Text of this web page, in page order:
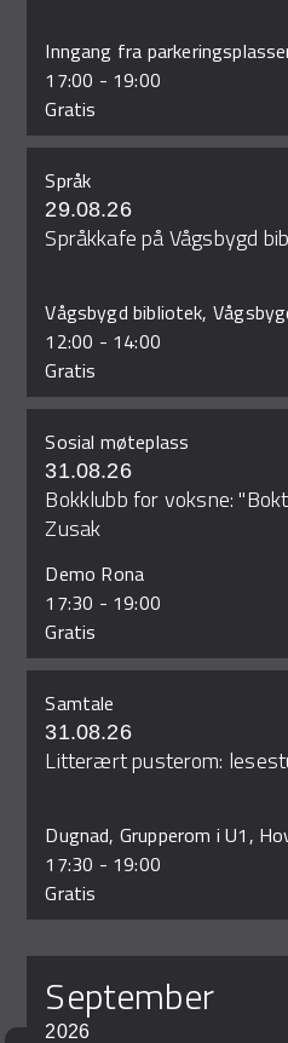
Inngang fra
17:00 - 19:00
Gratis
Språk
29.08.26
Språkkafe på Vågsbygd
Vågsbygd bibliotek,
12:00 - 14:00
Gratis
Sosial møteplass
31.08.26
Bokklubb for voksne:
Zusak
Demo Rona
17:30 - 19:00
Gratis
Samtale
31.08.26
Litterært pusterom:
Dugnad, Grupperom i U1,
17:30 - 19:00
Gratis
september
2026